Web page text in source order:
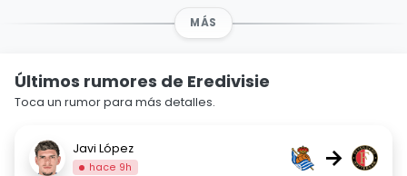
MÁS
Últimos rumores de Eredivisie
Toca un rumor para más detalles.
Javi López
hace 9h →